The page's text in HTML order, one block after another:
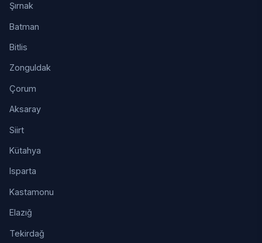
Şırnak
Batman
Bitlis
Zonguldak
Çorum
Aksaray
Siirt
Kütahya
Isparta
Kastamonu
Elazığ
Tekirdağ